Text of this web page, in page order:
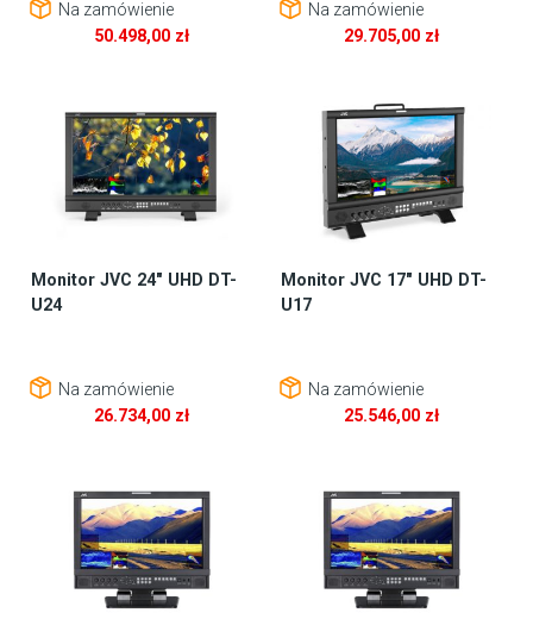
Na zamówienie
50.498,00 zł
Na zamówienie
29.705,00 zł
Monitor JVC 24″ UHD DT-
U24
Na zamówienie
26.734,00 zł
Monitor JVC 17″ UHD DT-
U17
Na zamówienie
25.546,00 zł